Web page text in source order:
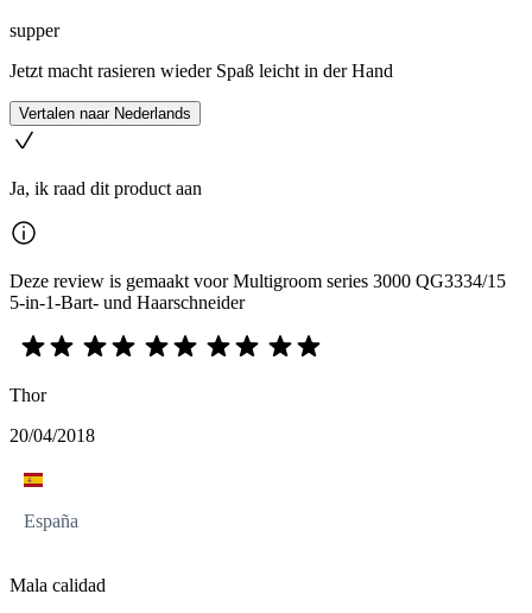
supper
Jetzt macht rasieren wieder Spaß leicht in der Hand
Vertalen naar Nederlands
Ja, ik raad dit product aan
Deze review is gemaakt voor Multigroom series 3000 QG3334/15
5-in-1-Bart- und Haarschneider
Thor
20/04/2018
España
Mala calidad